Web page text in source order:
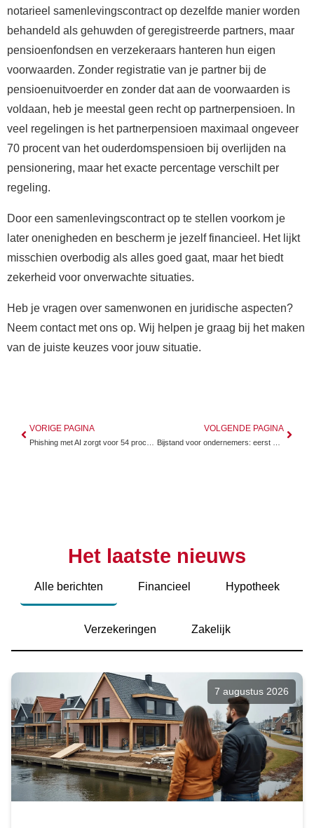
notarieel samenlevingscontract op dezelfde manier worden
behandeld als gehuwden of geregistreerde partners, maar
pensioenfondsen en verzekeraars hanteren hun eigen
voorwaarden. Zonder registratie van je partner bij de
pensioenuitvoerder en zonder dat aan de voorwaarden is
voldaan, heb je meestal geen recht op partnerpensioen. In
veel regelingen is het partnerpensioen maximaal ongeveer
70 procent van het ouderdomspensioen bij overlijden na
pensionering, maar het exacte percentage verschilt per
regeling.
Door een samenlevingscontract op te stellen voorkom je
later onenigheden en bescherm je jezelf financieel. Het lijkt
misschien overbodig als alles goed gaat, maar het biedt
zekerheid voor onverwachte situaties.
Heb je vragen over samenwonen en juridische aspecten?
Neem contact met ons op. Wij helpen je graag bij het maken
van de juiste keuzes voor jouw situatie.
VORIGE PAGINA VOLGENDE PAGINA
Het laatste nieuws
Alle berichten Financieel Hypotheek
Verzekeringen Zakelijk
7 augustus 2026